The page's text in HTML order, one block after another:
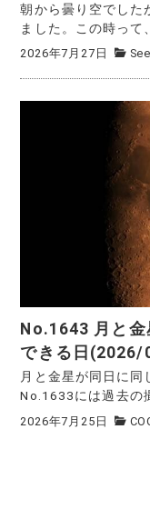
朝から曇り空でした
ました。この時って
2026年7月27日
No.1643 月と
できる日(2026/
月と金星が同日に
No.1633には過去の
2026年7月25日